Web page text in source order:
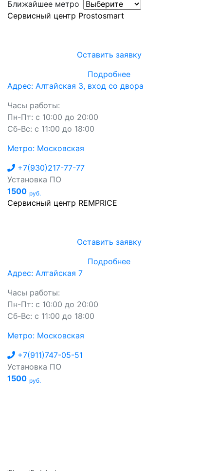
Ближайшее метро
Сервисный центр Prostosmart
Оставить заявку
Подробнее
Адрес: Алтайская 3, вход со двора
Часы работы:
Пн-Пт: с 10:00 до 20:00
Сб-Вс: с 11:00 до 18:00
Метро: Московская
+7(930)217-77-77
Установка ПО
1500 руб.
Сервисный центр REMPRICE
Оставить заявку
Подробнее
Адрес: Алтайская 7
Часы работы:
Пн-Пт: с 10:00 до 20:00
Сб-Вс: с 11:00 до 18:00
Метро: Московская
+7(911)747-05-51
Установка ПО
1500 руб.